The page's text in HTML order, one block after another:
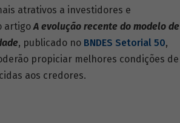
atrativos a investidores e
artigoA evolução recente do modelo de
, publicado no BNDES Setorial 50,
propiciar melhores condições de
aos credores.